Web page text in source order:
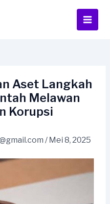
Main
Aset Langkah
Melawan
Korupsi
/ Mei 8, 2025